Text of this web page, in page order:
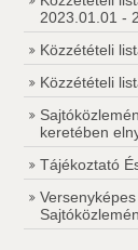
2023.01.01 -
Közzétételi
Közzétételi
keretében
Tájékoztató